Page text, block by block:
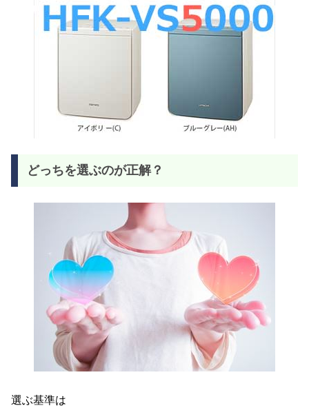
どっちを選ぶのが正解？
選ぶ基準は